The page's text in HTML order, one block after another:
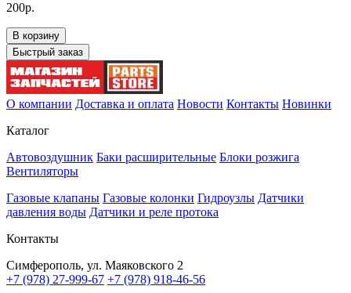
200р.
В корзину
Быстрый заказ
О компании Доставка и оплата Новости Контакты Новинки
Каталог
Автовоздушник Баки расширительные Блоки розжига
Вентиляторы
Газовые клапаны Газовые колонки Гидроузлы Датчики
давления воды Датчики и реле протока
Контакты
Симферополь, ул. Маяковского 2
+7 (978) 27-999-67 +7 (978) 918-46-56